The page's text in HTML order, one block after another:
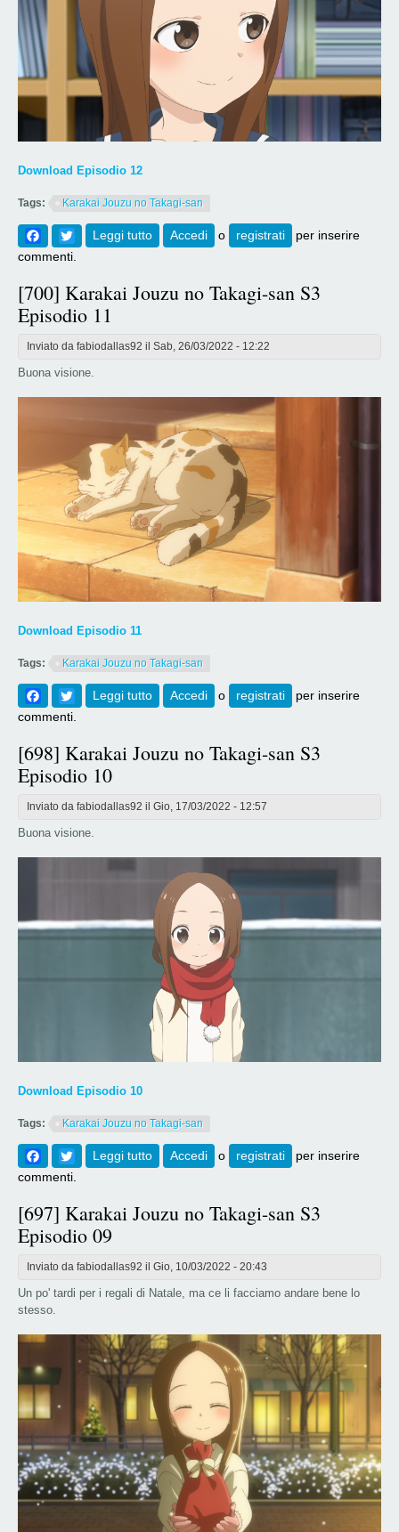
Download Episodio 12
Tags: Karakai Jouzu no Takagi-san
Facebook
Twitter
Leggi tutto su [701] Karakai Jouzu no Takagi-san S3
Episodio 12 (FINE)
Accedi o registrati
per inserire
commenti.
[700] Karakai Jouzu no Takagi-san S3
Episodio 11
Inviato da fabiodallas92 il Sab, 26/03/2022 - 12:22
Buona visione.
Download Episodio 11
Tags: Karakai Jouzu no Takagi-san
Facebook
Twitter
Leggi tutto su [700] Karakai Jouzu no Takagi-san S3
Episodio 11
Accedi o registrati
per inserire
commenti.
[698] Karakai Jouzu no Takagi-san S3
Episodio 10
Inviato da fabiodallas92 il Gio, 17/03/2022 - 12:57
Buona visione.
Download Episodio 10
Tags: Karakai Jouzu no Takagi-san
Facebook
Twitter
Leggi tutto su [698] Karakai Jouzu no Takagi-san S3
Episodio 10
Accedi o registrati
per inserire
commenti.
[697] Karakai Jouzu no Takagi-san S3
Episodio 09
Inviato da fabiodallas92 il Gio, 10/03/2022 - 20:43
Un po' tardi per i regali di Natale, ma ce li facciamo andare bene lo
stesso.